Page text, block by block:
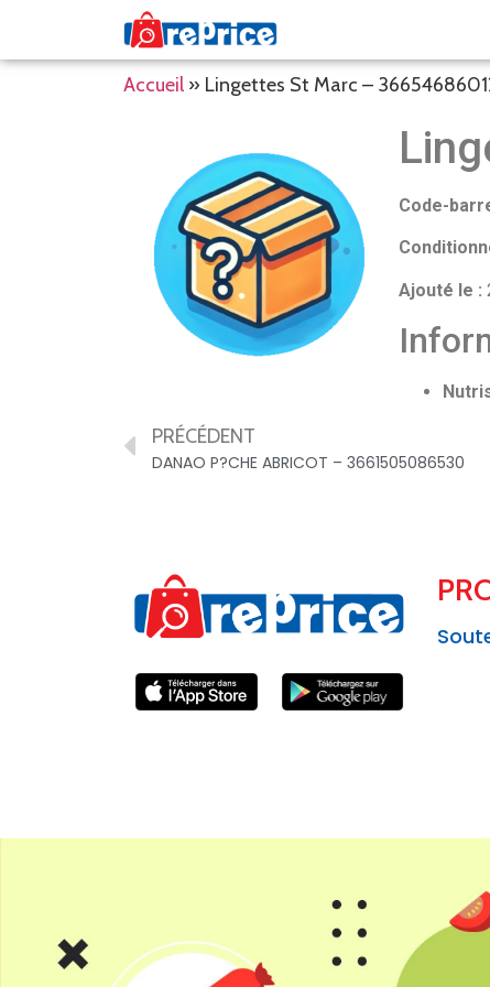
Accueil » Lingettes St Marc –
Code-
Ajouté le :
PRÉCÉDENT
DANAO P?CHE ABRICOT – 3661505086530